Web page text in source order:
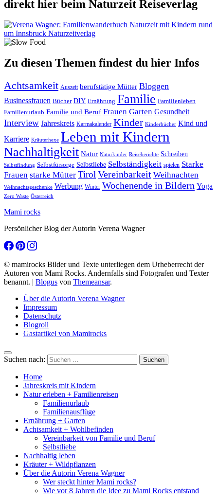
direkt hier beim Naturzeit Reiseverlag
Zu diesen Themen findest du hier Infos
Achtsamkeit Auszeit berufstätige Mütter Bloggen
Businessfrauen Bücher DIY Ernährung Familie Familienleben
Familienurlaub Familie und Beruf Frauen Garten Gesundheit
Interview Jahreskreis Karmakalender Kinder Kinderbücher Kind und
Karriere Kräuterhexe Leben mit Kindern
Nachhaltigkeit Natur Naturkinder Reiseberichte Schreiben
Selbstfindung Selbstfürsorge Selbstliebe Selbständigkeit spielen Starke
Frauen starke Mütter Tirol Vereinbarkeit Weihnachten
Weihnachtsgeschenke Werbung Winter Wochenende in Bildern Yoga
Zero Waste Österreich
Mami rocks
Persönlicher Blog der Autorin Verena Wagner
© mamirocks Bilder und Texte unterliegen dem Urheberrecht der
Autoren von Mami Rocks. Andernfalls sind Fotografen und Texter
benannt. | Blogus von Themeansar.
Über die Autorin Verena Wagner
Impressum
Datenschutz
Blogroll
Gastartikel von Mamirocks
Suchen nach:
Home
Jahreskreis mit Kindern
Natur erleben + Familienreisen
Familienurlaub
Familienausflüge
Ernährung + Garten
Achtsamkeit + Wohlbefinden
Vereinbarkeit von Familie und Beruf
Selbstliebe
Nachhaltig leben
Kräuter + Wildpflanzen
Über die Autorin Verena Wagner
Wer steckt hinter Mami rocks?
Wie vor 8 Jahren die Idee zu Mami Rocks entstand